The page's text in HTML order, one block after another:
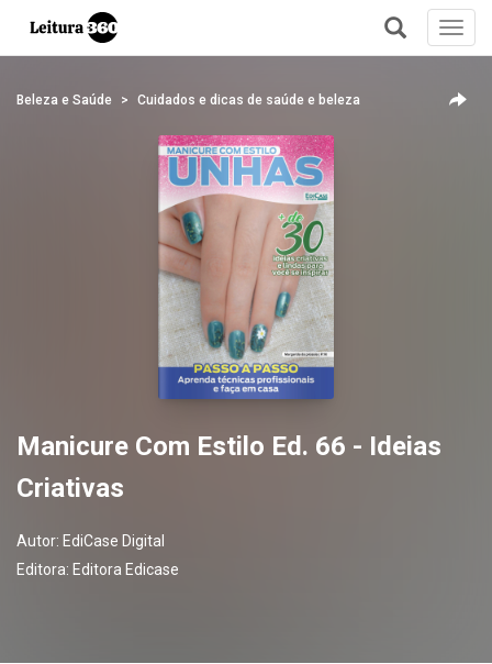
+
Beleza e Saúde Cuidados e dicas de saúde e beleza
Manicure Com Estilo Ed. 66 - Ideias
Criativas
Autor: EdiCase Digital
Editora: Editora Edicase